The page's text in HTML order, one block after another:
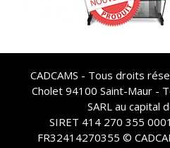
CADCAMS - Tous droits
Cholet 94100 Saint-Maur -
SARL au capital
SIRET 414 270 355
FR32414270355 ©